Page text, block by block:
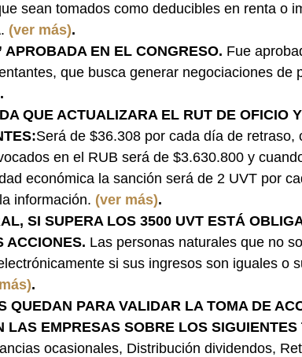
sean tomados como deducibles en renta o
(ver más).
APROBADA EN EL CONGRESO. Fue
que busca generar negociaciones de
.
QUE ACTUALIZARA EL RUT DE OFICIO
Será de $36.308 por cada día de retraso,
en el RUB será de $3.630.800 y
económica la sanción será de 2 UVT por
información. (ver más).
SI SUPERA LOS 3500 UVT ESTÁ
ACCIONES. Las personas naturales que no
si sus ingresos son iguales o
.
QUEDAN PARA VALIDAR LA TOMA DE
LAS EMPRESAS SOBRE LOS SIGUIENTES
ocasionales, Distribución dividendos,